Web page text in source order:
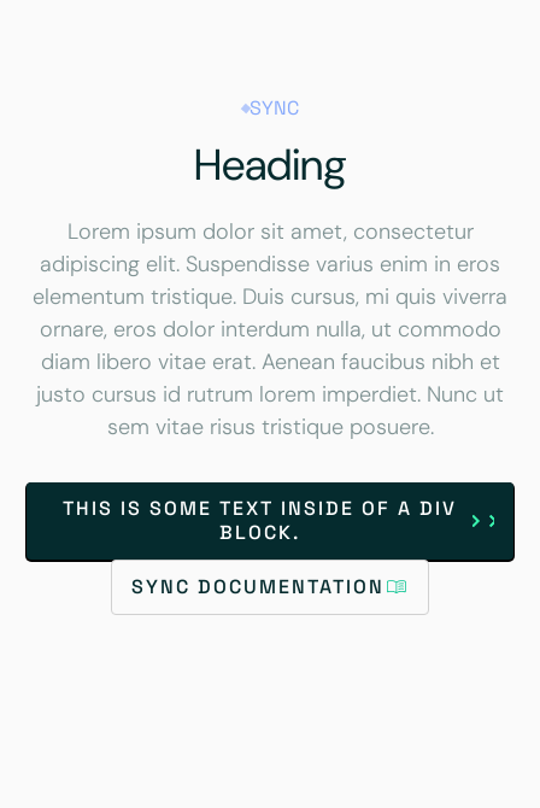
SYNC
Heading
Lorem ipsum dolor sit amet, consectetur
adipiscing elit. Suspendisse varius enim in eros
elementum tristique. Duis cursus, mi quis viverra
ornare, eros dolor interdum nulla, ut commodo
diam libero vitae erat. Aenean faucibus nibh et
justo cursus id rutrum lorem imperdiet. Nunc ut
sem vitae risus tristique posuere.
THIS IS SOME TEXT INSIDE OF A DIV
BLOCK.
SYNC DOCUMENTATION